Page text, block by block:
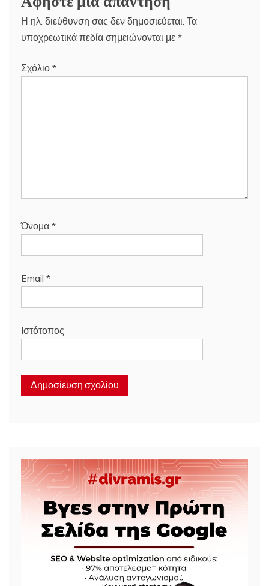
Η ηλ. διεύθυνση σας δεν δημοσιεύεται. Τα
υποχρεωτικά πεδία σημειώνονται με *
Σχόλιο *
Όνομα *
Email *
Ιστότοπος